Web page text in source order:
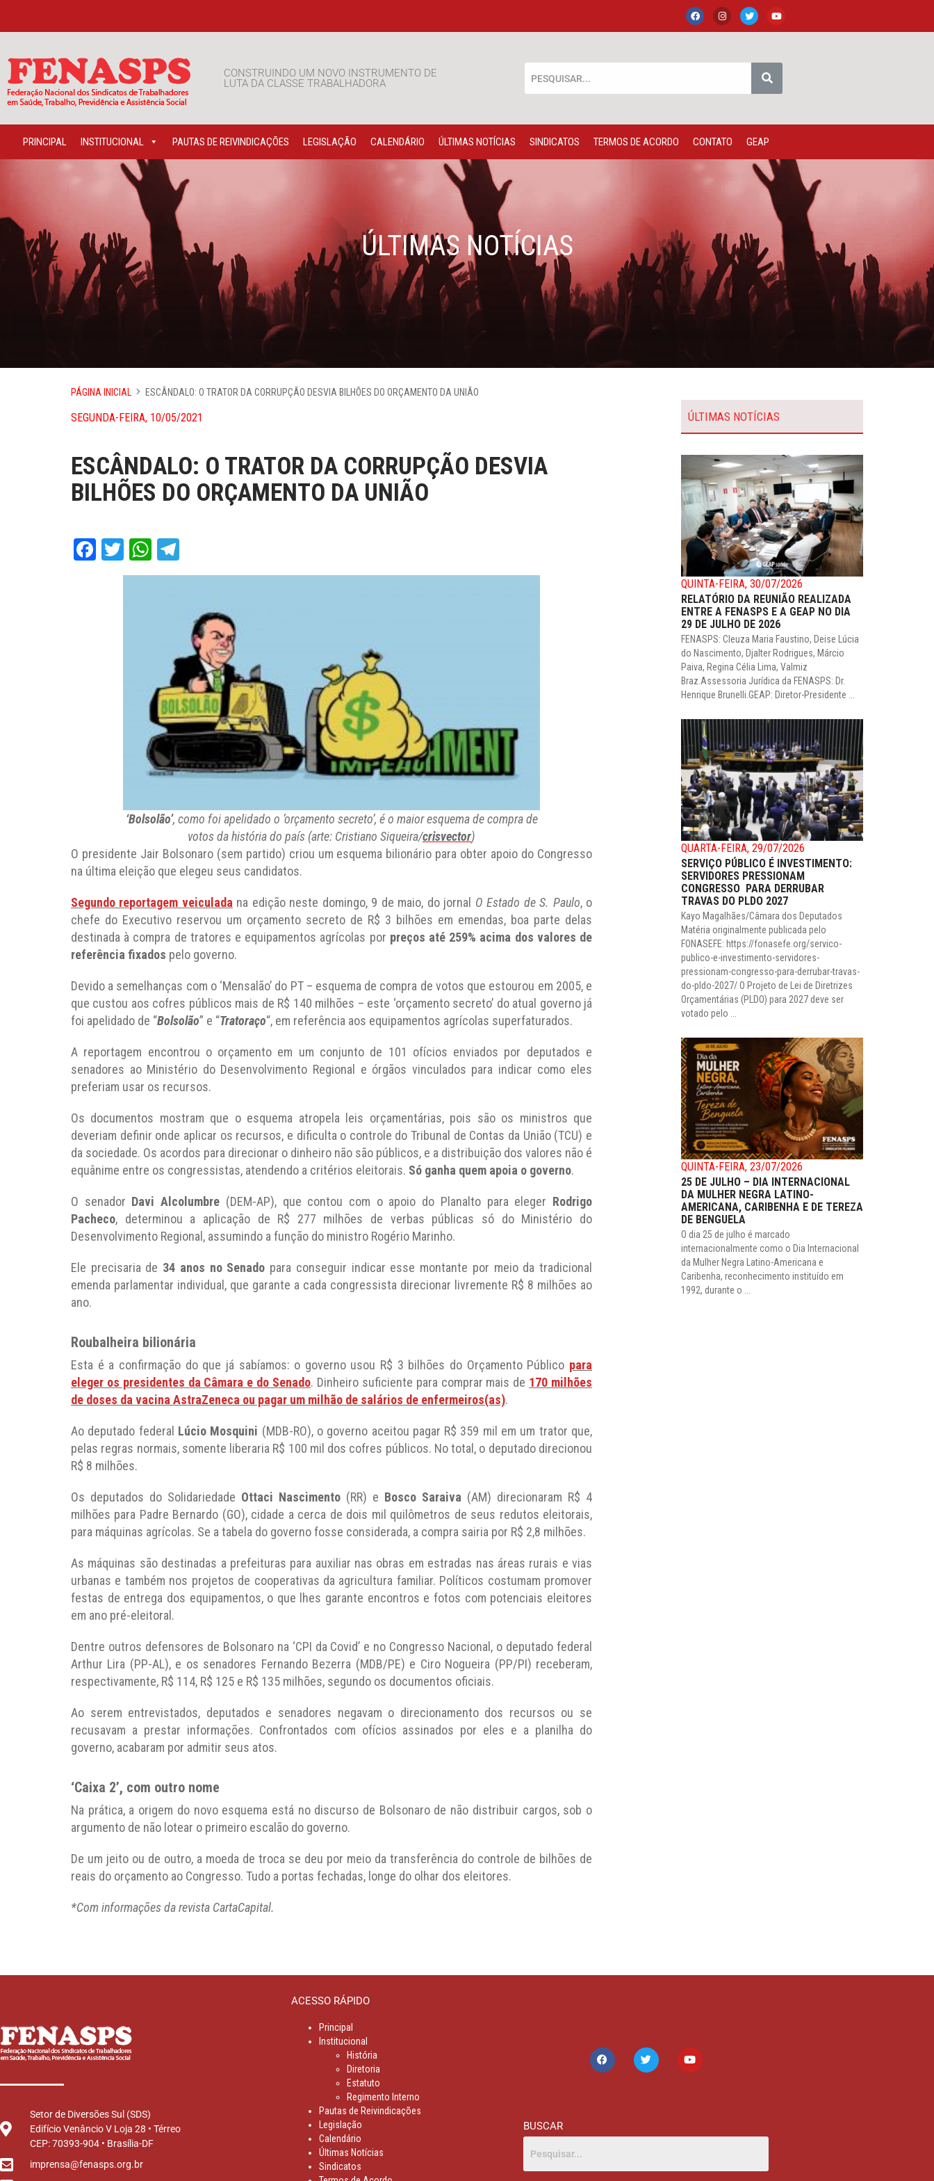
CONSTRUINDO UM NOVO INSTRUMENTO DE
LUTA DA CLASSE TRABALHADORA
PRINCIPAL INSTITUCIONAL PAUTAS DE REIVINDICAÇÕES LEGISLAÇÃO CALENDÁRIO ÚLTIMAS NOTÍCIAS SINDICATOS TERMOS DE ACORDO CONTATO GEAP
ÚLTIMAS NOTÍCIAS
PÁGINA INICIAL ESCÂNDALO: O TRATOR DA CORRUPÇÃO DESVIA BILHÕES DO ORÇAMENTO DA UNIÃO
SEGUNDA-FEIRA, 10/05/2021
ESCÂNDALO: O TRATOR DA CORRUPÇÃO DESVIA
BILHÕES DO ORÇAMENTO DA UNIÃO
Facebook
TwitterWhatsApp
‘Bolsolão’, como foi apelidado o ‘orçamento secreto’, é o maior esquema de compra de
votos da história do país (arte: Cristiano Siqueira/crisvector)
O presidente Jair Bolsonaro (sem partido) criou um esquema bilionário para obter apoio do Congresso
na última eleição que elegeu seus candidatos.
Segundo reportagem veiculada na edição neste domingo, 9 de maio, do jornal O Estado de S. Paulo, o
chefe do Executivo reservou um orçamento secreto de R$ 3 bilhões em emendas, boa parte delas
destinada à compra de tratores e equipamentos agrícolas por preços até 259% acima dos valores de
referência fixados pelo governo.
Devido a semelhanças com o ‘Mensalão’ do PT – esquema de compra de votos que estourou em 2005, e
que custou aos cofres públicos mais de R$ 140 milhões – este ‘orçamento secreto’ do atual governo já
foi apelidado de “Bolsolão” e “Tratoraço“, em referência aos equipamentos agrícolas superfaturados.
A reportagem encontrou o orçamento em um conjunto de 101 ofícios enviados por deputados e
senadores ao Ministério do Desenvolvimento Regional e órgãos vinculados para indicar como eles
preferiam usar os recursos.
Os documentos mostram que o esquema atropela leis orçamentárias, pois são os ministros que
deveriam definir onde aplicar os recursos, e dificulta o controle do Tribunal de Contas da União (TCU) e
da sociedade. Os acordos para direcionar o dinheiro não são públicos, e a distribuição dos valores não é
equânime entre os congressistas, atendendo a critérios eleitorais. Só ganha quem apoia o governo.
O senador Davi Alcolumbre (DEM-AP), que contou com o apoio do Planalto para eleger Rodrigo
Pacheco, determinou a aplicação de R$ 277 milhões de verbas públicas só do Ministério do
Desenvolvimento Regional, assumindo a função do ministro Rogério Marinho.
Ele precisaria de 34 anos no Senado para conseguir indicar esse montante por meio da tradicional
emenda parlamentar individual, que garante a cada congressista direcionar livremente R$ 8 milhões ao
ano.
Roubalheira bilionária
Esta é a confirmação do que já sabíamos: o governo usou R$ 3 bilhões do Orçamento Público para
eleger os presidentes da Câmara e do Senado. Dinheiro suficiente para comprar mais de 170 milhões
de doses da vacina AstraZeneca ou pagar um milhão de salários de enfermeiros(as).
Ao deputado federal Lúcio Mosquini (MDB-RO), o governo aceitou pagar R$ 359 mil em um trator que,
pelas regras normais, somente liberaria R$ 100 mil dos cofres públicos. No total, o deputado direcionou
R$ 8 milhões.
Os deputados do Solidariedade Ottaci Nascimento (RR) e Bosco Saraiva (AM) direcionaram R$ 4
milhões para Padre Bernardo (GO), cidade a cerca de dois mil quilômetros de seus redutos eleitorais,
para máquinas agrícolas. Se a tabela do governo fosse considerada, a compra sairia por R$ 2,8 milhões.
As máquinas são destinadas a prefeituras para auxiliar nas obras em estradas nas áreas rurais e vias
urbanas e também nos projetos de cooperativas da agricultura familiar. Políticos costumam promover
festas de entrega dos equipamentos, o que lhes garante encontros e fotos com potenciais eleitores
em ano pré-eleitoral.
Dentre outros defensores de Bolsonaro na ‘CPI da Covid’ e no Congresso Nacional, o deputado federal
Arthur Lira (PP-AL), e os senadores Fernando Bezerra (MDB/PE) e Ciro Nogueira (PP/PI) receberam,
respectivamente, R$ 114, R$ 125 e R$ 135 milhões, segundo os documentos oficiais.
Ao serem entrevistados, deputados e senadores negavam o direcionamento dos recursos ou se
recusavam a prestar informações. Confrontados com ofícios assinados por eles e a planilha do
governo, acabaram por admitir seus atos.
‘Caixa 2’, com outro nome
Na prática, a origem do novo esquema está no discurso de Bolsonaro de não distribuir cargos, sob o
argumento de não lotear o primeiro escalão do governo.
De um jeito ou de outro, a moeda de troca se deu por meio da transferência do controle de bilhões de
reais do orçamento ao Congresso. Tudo a portas fechadas, longe do olhar dos eleitores.
*Com informações da revista CartaCapital.
ÚLTIMAS NOTÍCIAS
QUINTA-FEIRA, 30/07/2026
RELATÓRIO DA REUNIÃO REALIZADA
ENTRE A FENASPS E A GEAP NO DIA
29 DE JULHO DE 2026
FENASPS: Cleuza Maria Faustino, Deise Lúcia
do Nascimento, Djalter Rodrigues, Márcio
Paiva, Regina Célia Lima, Valmiz
Braz.Assessoria Jurídica da FENASPS: Dr.
Henrique Brunelli.GEAP: Diretor-Presidente ...
QUARTA-FEIRA, 29/07/2026
SERVIÇO PÚBLICO É INVESTIMENTO:
SERVIDORES PRESSIONAM
CONGRESSO PARA DERRUBAR
TRAVAS DO PLDO 2027
Kayo Magalhães/Câmara dos Deputados
Matéria originalmente publicada pelo
FONASEFE: https://fonasefe.org/servico-
publico-e-investimento-servidores-
pressionam-congresso-para-derrubar-travas-
do-pldo-2027/ O Projeto de Lei de Diretrizes
Orçamentárias (PLDO) para 2027 deve ser
votado pelo ...
QUINTA-FEIRA, 23/07/2026
25 DE JULHO – DIA INTERNACIONAL
DA MULHER NEGRA LATINO-
AMERICANA, CARIBENHA E DE TEREZA
DE BENGUELA
O dia 25 de julho é marcado
internacionalmente como o Dia Internacional
da Mulher Negra Latino-Americana e
Caribenha, reconhecimento instituído em
1992, durante o ...
Setor de Diversões Sul (SDS)
Edifício Venâncio V Loja 28 • Térreo
CEP: 70393-904 • Brasília-DF
imprensa@fenasps.org.br
ACESSO RÁPIDO
Principal
Institucional
História
Diretoria
Estatuto
Regimento Interno
Pautas de Reivindicações
Legislação
Calendário
Últimas Notícias
Sindicatos
BUSCAR